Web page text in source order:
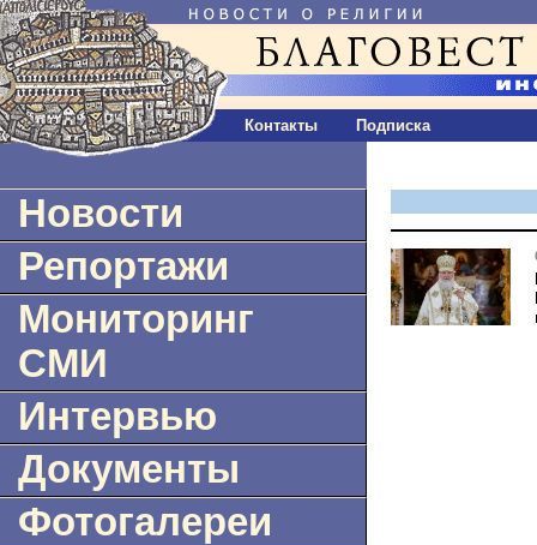
Контакты Подписка
Новости
Репортажи
Мониторинг
СМИ
Интервью
Документы
Фотогалереи